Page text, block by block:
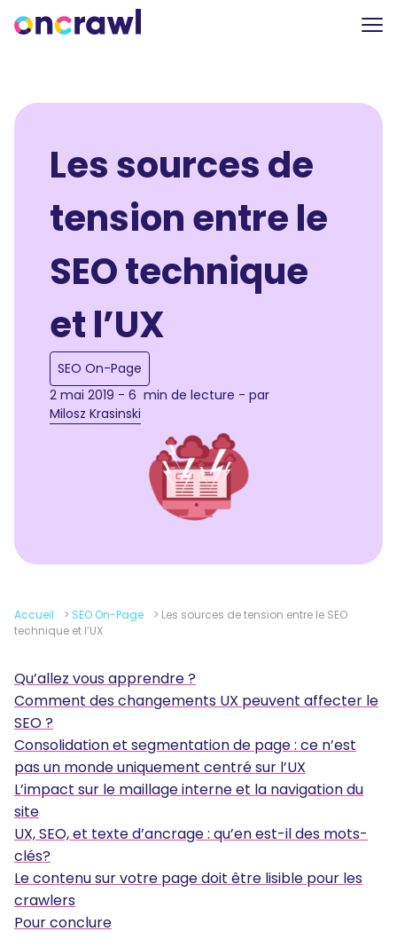
Les sources de
tension entre le
SEO technique
et l’UX
SEO On-Page
2 mai 2019 - 6 min de lecture - par
Milosz Krasinski
Accueil > SEO On-Page > Les sources de tension entre le SEO
technique et l’UX
Qu’allez vous apprendre ?
Comment des changements UX peuvent affecter le
SEO ?
Consolidation et segmentation de page : ce n’est
pas un monde uniquement centré sur l’UX
L’impact sur le maillage interne et la navigation du
site
UX, SEO, et texte d’ancrage : qu’en est-il des mots-
clés?
Le contenu sur votre page doit être lisible pour les
crawlers
Pour conclure